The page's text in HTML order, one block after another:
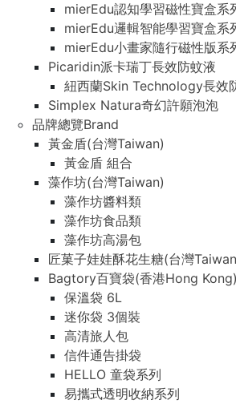
mierEdu認知學習磁性寶盒系
mierEdu邏輯智能學習寶盒系
mierEdu小畫家隨行磁性版系
Picaridin派卡瑞丁長效防蚊液
紐西蘭Skin Technology長效
Simplex Natura奇幻許願泡泡
品牌總覽Brand
黃金盾(台灣Taiwan)
黃金盾 組合
藻作坊(台灣Taiwan)
藻作坊醬料類
藻作坊食品類
藻作坊高湯包
匠菓子娃娃酥花生糖(台灣
Bagtory百寶袋(香港Hong Kong)
保溫袋 6L
迷你袋 3個裝
高清旅人包
信件通告掛袋
HELLO 童袋系列
易攜式透明收納系列